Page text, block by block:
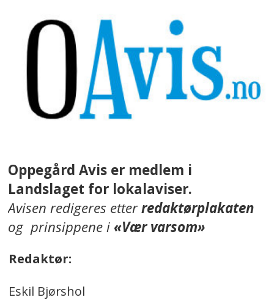
Oppegård Avis er medlem i
Landslaget for lokalaviser.
Avisen redigeres etterredaktørplakaten
og prinsippene i«Vær varsom»
Redaktør:
Eskil Bjørshol